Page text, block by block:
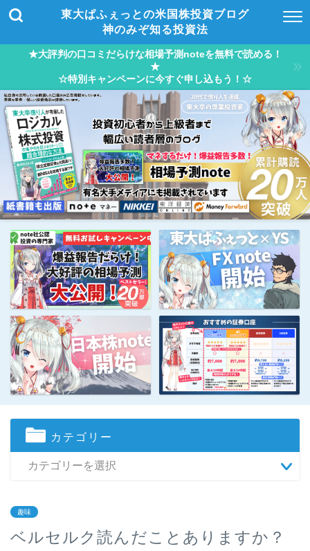
東大ぱふぇっとの米国株投資ブログ
神のみぞ知る投資法
★大評判の口コミだらけな相場予測noteを無料で読める！
★
☆特別キャンペーンに今すぐ申し込もう！☆
カテゴリー
趣味
ベルセルク読んだことありますか？